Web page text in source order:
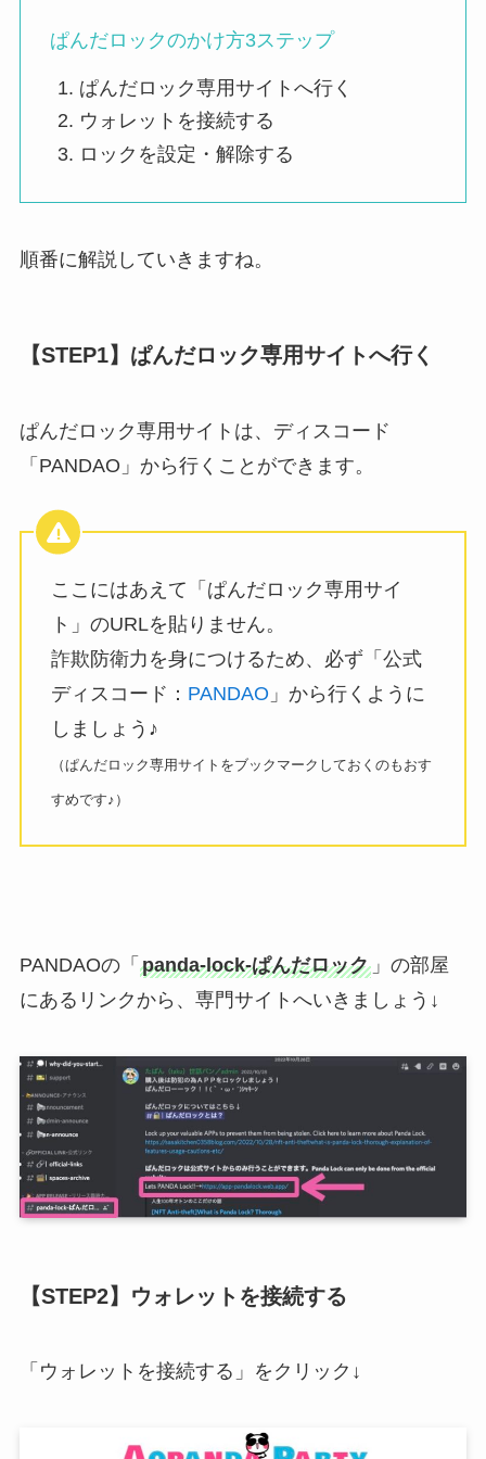
ぱんだロックのかけ方3ステップ
ぱんだロック専用サイトへ行く
ウォレットを接続する
ロックを設定・解除する
順番に解説していきますね。
【STEP1】ぱんだロック専用サイトへ行く
ぱんだロック専用サイトは、ディスコード
「PANDAO」から行くことができます。
ここにはあえて「ぱんだロック専用サイ
ト」のURLを貼りません。
詐欺防衛力を身につけるため、必ず「公式
ディスコード： PANDAO 」から行くように
しましょう♪
（ぱんだロック専用サイトをブックマークしておくのもおす
すめです♪）
PANDAOの「 panda-lock-ぱんだロック」の部屋
にあるリンクから、専門サイトへいきましょう↓
【STEP2】ウォレットを接続する
「ウォレットを接続する」をクリック↓